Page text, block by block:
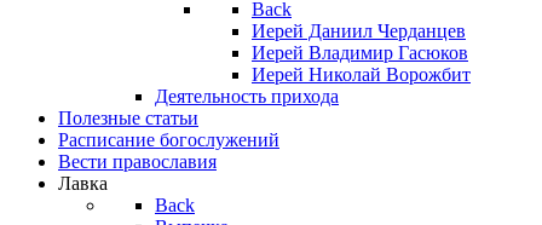
Back
Иерей Даниил Черданцев
Иерей Владимир Гасюков
Иерей Николай Ворожбит
Деятельность прихода
Полезные статьи
Расписание богослужений
Вести православия
Лавка
Back